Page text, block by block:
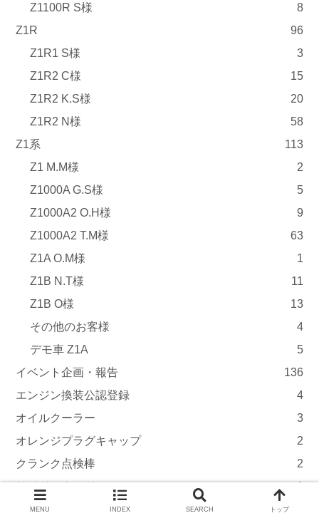
Z1100R S様
8
Z1R
96
Z1R1 S様
3
Z1R2 C様
15
Z1R2 K.S様
20
Z1R2 N様
58
Z1系
113
Z1 M.M様
2
Z1000A G.S様
5
Z1000A2 O.H様
9
Z1000A2 T.M様
63
Z1A O.M様
1
Z1B N.T様
11
Z1B O様
13
その他のお客様
4
デモ車 Z1A
5
イベント企画・報告
136
エンジン換装公認登録
4
オイルクーラー
3
オレンジプラグキャップ
2
クランク点検棒
2
サイドスタンド
1
そのほかのお客様
130
MENU INDEX SEARCH トップ